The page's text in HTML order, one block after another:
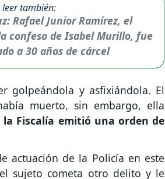
leer también:
Rafael Junior Ramírez, el
confeso de Isabel Murillo, fue
a 30 años de cárcel
golpeándola y asfixiándola. El
muerto, sin embargo, ella
la Fiscalía emitió una orden de
actuación de la Policía en este
sujeto cometa otro delito y le